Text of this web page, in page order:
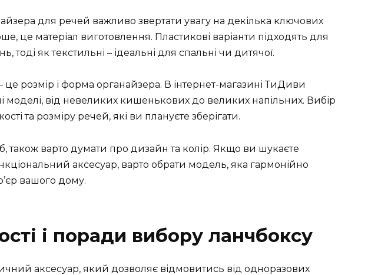
для речей важливо звертати увагу на декілька ключових
це матеріал виготовлення. Пластикові варіанти підходять для
тоді як текстильні – ідеальні для спальні чи дитячої.
розмір і форма органайзера. В інтернет-магазині ТиДиви
моделі, від невеликих кишенькових до великих напільних. Вибір
та розміру речей, які ви плануєте зберігати.
також варто думати про дизайн та колір. Якщо ви шукаєте
аксесуар, варто обрати модель, яка гармонійно
вашого дому.
і поради вибору ланчбоксу
аксесуар, який дозволяє відмовитись від одноразових